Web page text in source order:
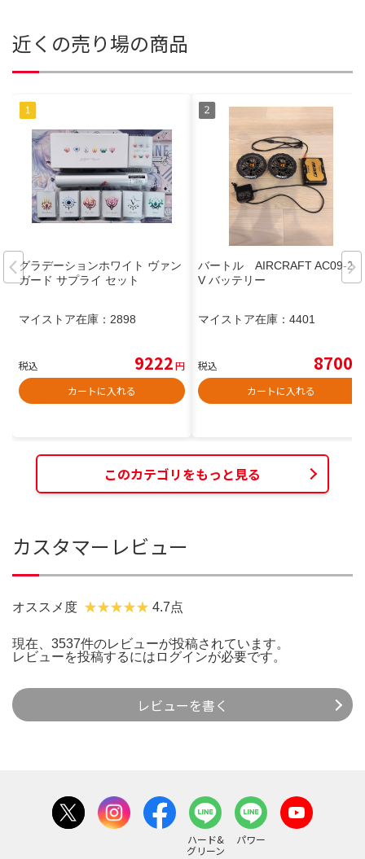
近くの売り場の商品
グラデーションホワイト ヴァン
ガード サプライ セット
マイストア在庫： 2898
税込 9222円
カートに入れる
バートル AIRCRAFT AC09-24
V バッテリー
マイストア在庫： 4401
税込 8700
カートに入れる
このカテゴリをもっと見る
カスタマーレビュー
オススメ度 4.7点
現在、3537件のレビューが投稿されています。
レビューを投稿するには ログインが必要です。
レビューを書く
ハード&
グリーン
パワー